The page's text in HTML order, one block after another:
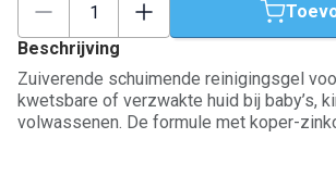
Beschrijving
Zuiverende schuimende reinigingsgel
kwetsbare of verzwakte huid bij baby’s,
volwassenen. De formule met koper-